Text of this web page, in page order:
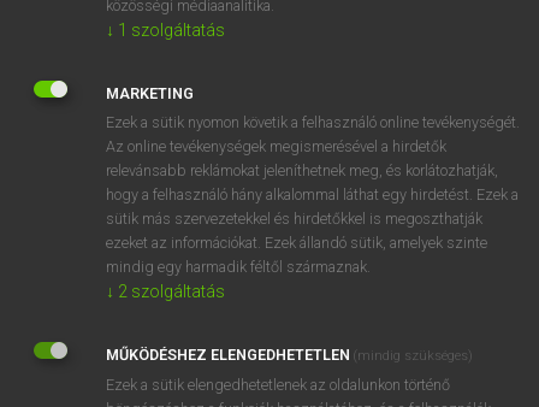
cloître
clopiner
közösségi médiaanalitika.
↓ 1 szolgáltatás
MARKETING
Ezek a sütik nyomon követik a felhasználó online tevékenységét.
Az online tevékenységek megismerésével a hirdetők
relevánsabb reklámokat jeleníthetnek meg, és korlátozhatják,
hogy a felhasználó hány alkalommal láthat egy hirdetést. Ezek a
sütik más szervezetekkel és hirdetőkkel is megoszthatják
ezeket az információkat. Ezek állandó sütik, amelyek szinte
mindig egy harmadik féltől származnak.
↓ 2 szolgáltatás
MŰKÖDÉSHEZ ELENGEDHETETLEN (mindig szükséges)
Ezek a sütik elengedhetetlenek az oldalunkon történő